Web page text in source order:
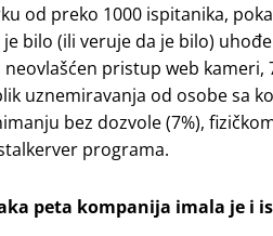
od preko 1000 ispitanika,
bilo (ili veruje da je bilo)
pristup web kameri,
uznemiravanja od osobe sa
bez dozvole (7%),
programa.
peta kompanija imala je i